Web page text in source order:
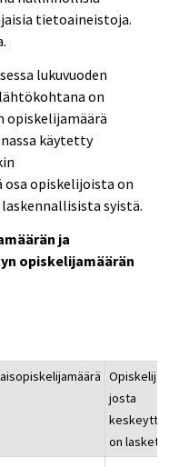
tietoaineistoja.
lukuvuoden
on
käytetty
opiskelijoista on
syistä.
ja
opiskelijamäärän
josta
on laskettu